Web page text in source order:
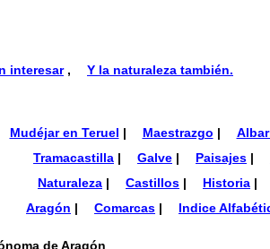
interesar,
Y la naturaleza también.
Mudéjar en Teruel | Maestrazgo |
Tramacastilla | Galve | Paisajes |
Naturaleza | Castillos | Historia |
Aragón | Comarcas | Indice
de Aragón